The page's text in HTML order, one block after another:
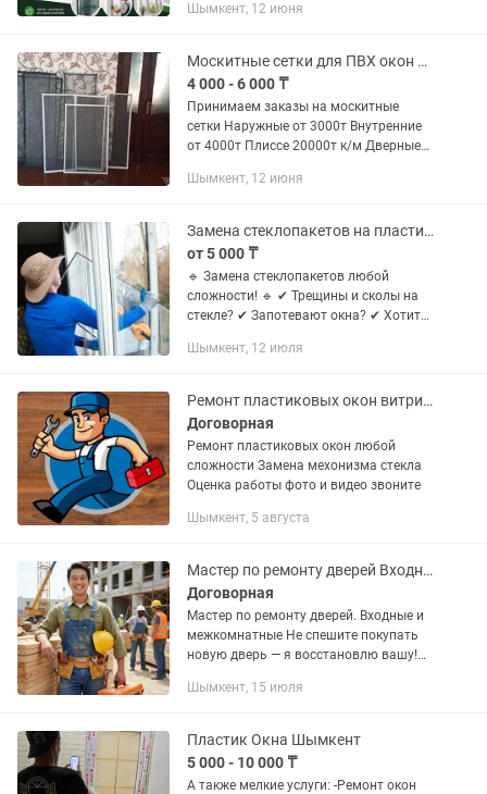
переживайте — мы быстро решим
сделаем...
Шымкент, 12 июня
Москитные сетки для ПВХ окон и Дверей
4 000 - 6 000 ₸
Принимаем заказы на москитные
сетки Наружные от 3000т Внутренние
от 4000т Плиссе 20000т к/м Дверные
защита для детей 3500Т
Шымкент, 12 июня
Замена стеклопакетов на пластиковых окнах и дверях - быстро, надежно, профе
от 5 000 ₸
🔹 Замена стеклопакетов любой
сложности! 🔹 ✔ Трещины и сколы на
стекле? ✔ Запотевают окна? ✔ Хотите
быстро и качественно заменим
Шымкент, 12 июля
Ремонт пластиковых окон витрин витражи
Договорная
Ремонт пластиковых окон любой
сложности Замена мехонизма стекла
Оценка работы фото и видео звоните
Шымкент, 5 августа
Мастер по ремонту дверей Входные и межкомнатные
Договорная
Мастер по ремонту дверей. Входные и
межкомнатные Не спешите покупать
новую дверь — я восстановлю вашу!
ремонтом дверей любой сложности
Шымкент, 15 июля
Пластик Окна Шымкент
5 000 - 10 000 ₸
А также мелкие услуги: -Ремонт окон